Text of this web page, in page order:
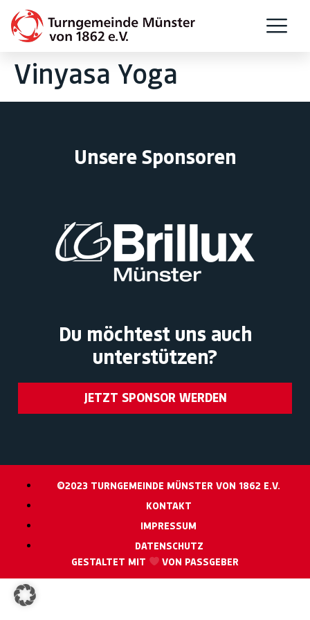
Vinyasa Yoga
Unsere Sponsoren
Du möchtest uns auch
unterstützen?
JETZT SPONSOR WERDEN
©2023 TURNGEMEINDE MÜNSTER VON 1862 E.V.
KONTAKT
IMPRESSUM
DATENSCHUTZ
GESTALTET MIT
VON PASSGEBER